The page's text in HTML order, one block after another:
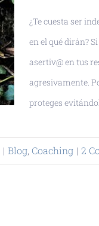
¿Te cuesta ser
en el qué dirán?
asertiv@ en tus
agresivamente.
proteges
| Blog, Coaching | 2